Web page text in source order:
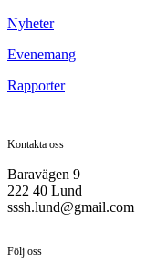
Nyheter
Evenemang
Rapporter
Kontakta oss
Baravägen 9
222 40 Lund
sssh.lund@gmail.com
Följ oss